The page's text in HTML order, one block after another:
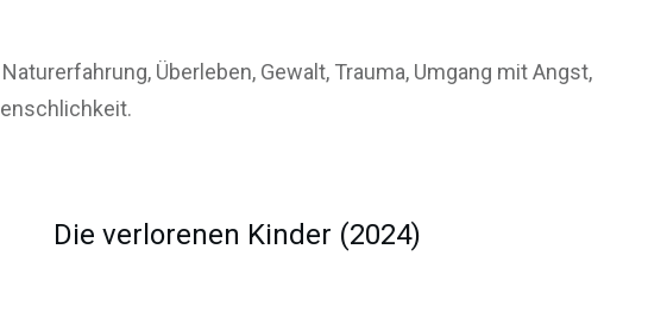
Überleben, Gewalt, Trauma, Umgang mit Angst,
Die verlorenen Kinder (2024)